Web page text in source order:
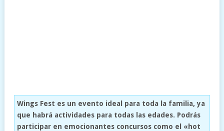
Wings Fest es un evento ideal para toda la familia, ya
que habrá actividades para todas las edades. Podrás
participar en emocionantes concursos como el «hot